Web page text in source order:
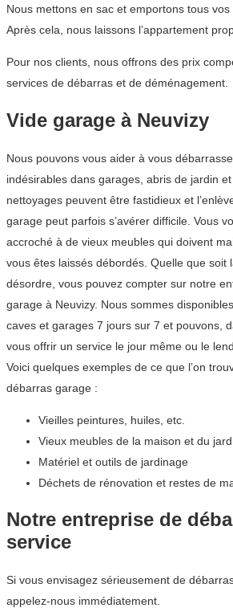
Nous mettons en sac et emportons tous vos
Après cela, nous laissons l’appartement
Pour nos clients, nous offrons des prix
services de débarras et de déménagement.
Vide garage à Neuvizy
Nous pouvons vous aider à vous
indésirables dans garages, abris de jardin
nettoyages peuvent être fastidieux et
garage peut parfois s’avérer difficile. Vous
accroché à de vieux meubles qui doivent
vous êtes laissés débordés. Quelle que soit
désordre, vous pouvez compter sur notre
garage à Neuvizy. Nous sommes
caves et garages 7 jours sur 7 et pouvons,
vous offrir un service le jour même ou le
Voici quelques exemples de ce que l’on
débarras garage :
Vieilles peintures, huiles, etc.
Vieux meubles de la maison et du
Matériel et outils de jardinage
Déchets de rénovation et restes de
Notre entreprise de
service
Si vous envisagez sérieusement de
appelez-nous immédiatement.